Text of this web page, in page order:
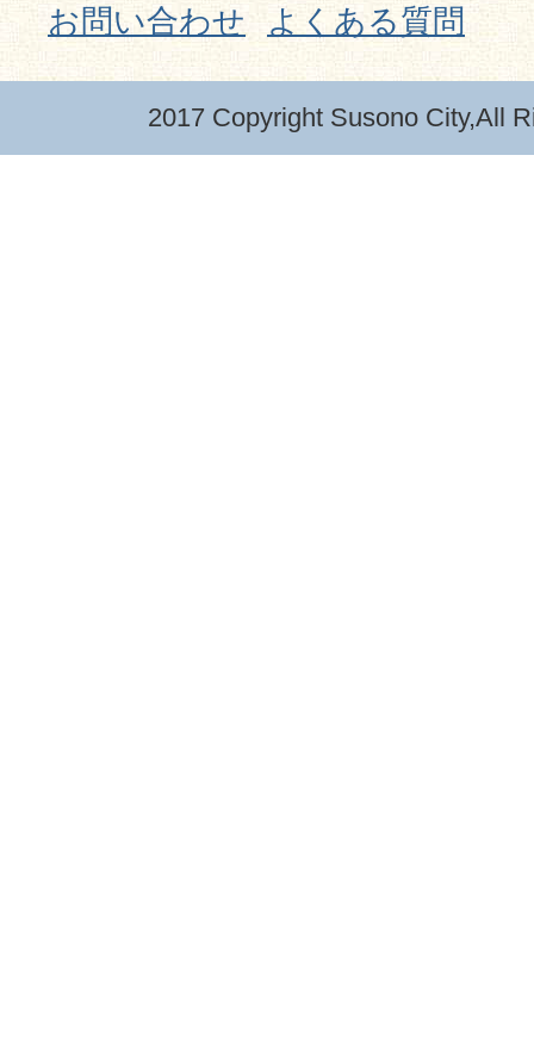
お問い合わせ
よくある質問
2017 Copyright Susono City,All